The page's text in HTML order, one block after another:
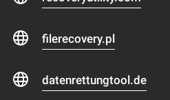
filerecovery.pl
datenrettungtool.de